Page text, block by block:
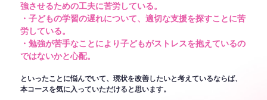
強させるための工夫に苦労している。
・子どもの学習の遅れについて、適切な支援を探すことに苦
労している。
・勉強が苦手なことにより子どもがストレスを抱えているの
ではないかと心配。
といったことに悩んでいて、現状を改善したいと考えているならば、
本コースを気に入っていただけると思います。